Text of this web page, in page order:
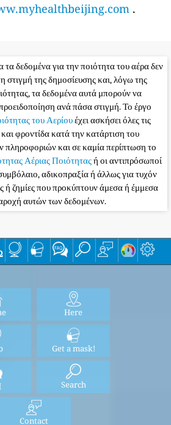
.
τα δεδομένα για την ποιότητα του αέρα δεν
στιγμή της δημοσίευσης και, λόγω της
τα δεδομένα αυτά μπορούν να
ανά πάσα στιγμή. Το έργο
του Αερίουέχει ασκήσει όλες τις
και φροντίδα κατά την κατάρτιση του
πληροφοριών και σε καμία περίπτωση το
Αέριας Ποιότηταςή οι αντιπρόσωποί
αδικοπραξία ή άλλως για τυχόν
ή ζημίες που προκύπτουν άμεσα ή έμμεσα
αυτών των δεδομένων.
Here
Get a mask!
Search
Contact